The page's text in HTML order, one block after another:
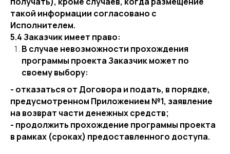
такой информации согласовано с
Исполнителем.
5.4 Заказчик имеет право:
В случае невозможности прохождения
программы проекта Заказчик может по
своему выбору:
- отказаться от Договора и подать, в порядке,
предусмотренном Приложением №1, заявление
на возврат части денежных средств;
- продолжить прохождение программы проекта
в рамках (сроках) предоставленного доступа.